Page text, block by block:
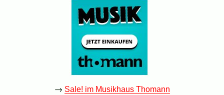
→ Sale! im Musikhaus Thomann